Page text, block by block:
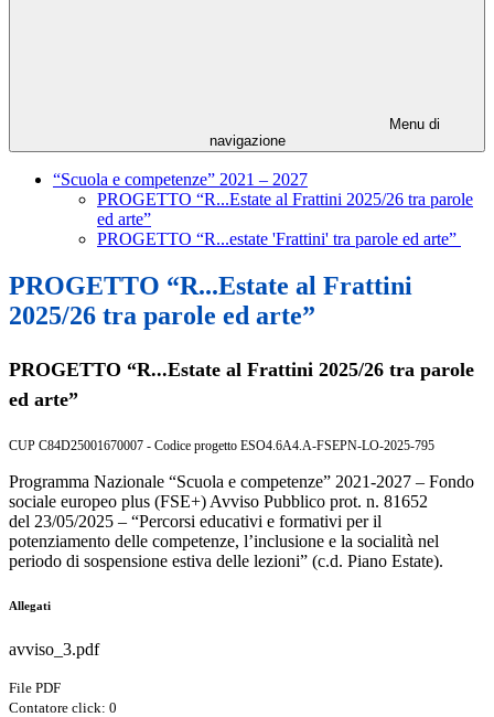
Menu di
navigazione
“Scuola e competenze” 2021 – 2027
PROGETTO “R...Estate al Frattini 2025/26 tra parole
ed arte”
PROGETTO “R...estate 'Frattini' tra parole ed arte”
PROGETTO “R...Estate al Frattini
2025/26 tra parole ed arte”
PROGETTO “R...Estate al Frattini 2025/26 tra parole
ed arte”
CUP C84D25001670007 - Codice progetto ESO4.6A4.A-FSEPN-LO-2025-795
Programma Nazionale “Scuola e competenze” 2021-2027 – Fondo
sociale europeo plus (FSE+) Avviso Pubblico prot. n. 81652
del 23/05/2025 – “Percorsi educativi e formativi per il
potenziamento delle competenze, l’inclusione e la socialità nel
periodo di sospensione estiva delle lezioni” (c.d. Piano Estate).
Allegati
avviso_3.pdf
File PDF
Contatore click: 0